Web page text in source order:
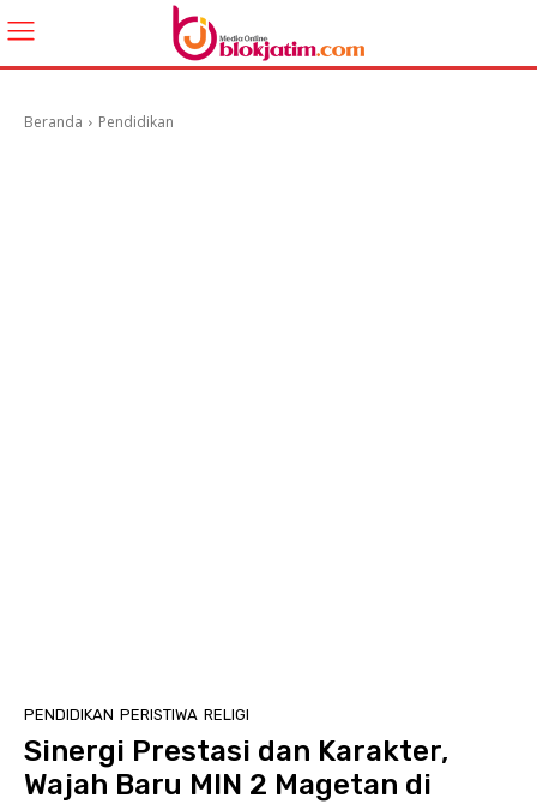
Beranda Pendidikan
PENDIDIKAN PERISTIWA RELIGI
Sinergi Prestasi dan Karakter,
Wajah Baru MIN 2 Magetan di